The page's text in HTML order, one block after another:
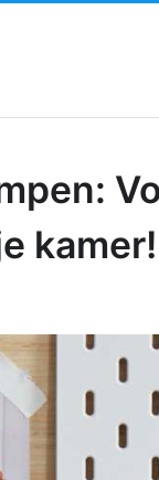
kamer!